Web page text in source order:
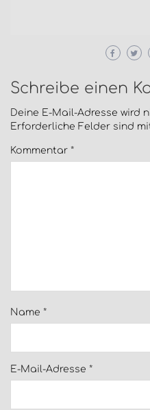
Schreibe einen
Deine E-Mail-Adresse wird
Erforderliche Felder sind
Kommentar *
Name *
E-Mail-Adresse *